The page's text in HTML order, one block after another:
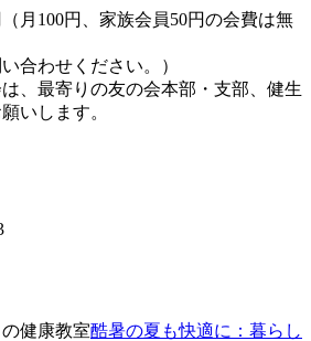
100円、家族会員50円の会費は無
合わせください。）
、最寄りの友の会本部・支部、健生
いします。
健康教室酷暑の夏も快適に：暮らし